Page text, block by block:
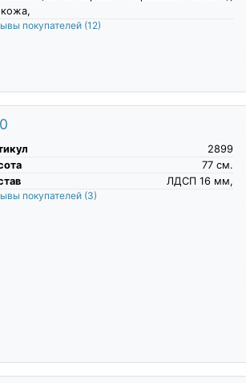
покупателей (12)
2899
см.
77
ЛДСП 16 мм,
покупателей (3)